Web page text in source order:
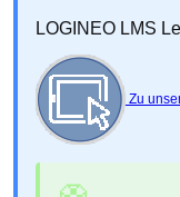
LOGINEO LMS
Zu